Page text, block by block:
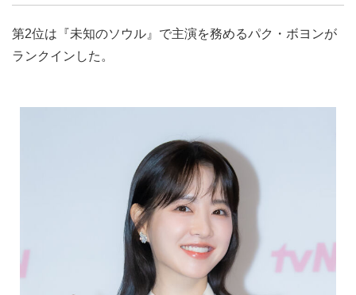
第2位は『未知のソウル』で主演を務めるパク・ボヨンが
ランクインした。